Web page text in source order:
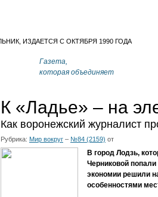
Газета,
которая объединяет
К «Ладье» – на
Как воронежский журналист
Рубрика: Мир вокруг – №84 (2159) от
В город Лодзь,
Черниковой
экономии решили
особенностями